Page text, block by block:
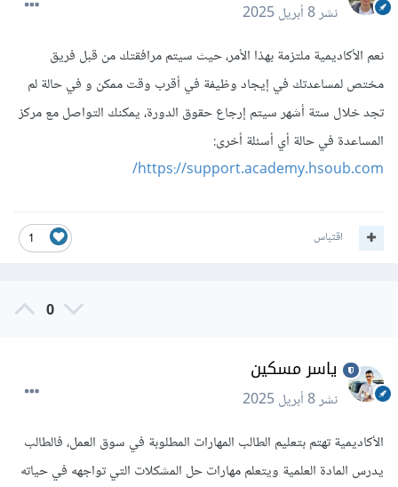
نشر8 أبريل 2025
نعم الأكاديمية ملتزمة بهذا الأمر، حيث سيتم مرافقتك من قبل فريق
مختص لمساعدتك في إيجاد وظيفة في أقرب وقت ممكن و في حالة لم
تجد خلال ستة أشهر سيتم إرجاع حقوق الدورة، يمكنك التواصل مع مركز
المساعدة في حالة أي أسئلة أخرى:
https://support.academy.hsoub.com/
1 اقتباس
0
ياسر مسكين
نشر8 أبريل 2025
الأكاديمية تهتم بتعليم الطالب المهارات المطلوبة في سوق العمل، فالطالب
يدرس المادة العلمية ويتعلم مهارات حل المشكلات التي تواجهه في حياته